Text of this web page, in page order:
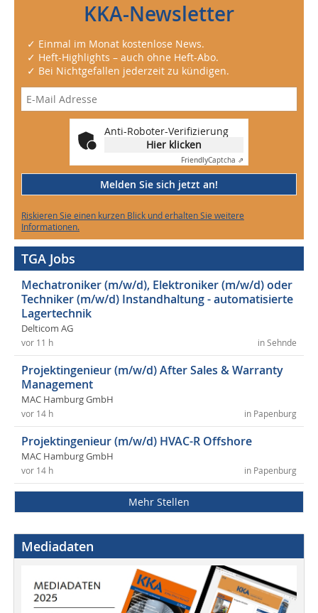
KKA-Newsletter
✓ Einmal im Monat kostenlose News.
✓ Heft-Highlights – auch ohne Heft-Abo.
✓ Bei Nichtgefallen jederzeit zu kündigen.
Anti-Roboter-Verifizierung
Hier klicken
FriendlyCaptcha ⇗
Melden Sie sich jetzt an!
Riskieren Sie einen kurzen Blick und erhalten Sie weitere
Informationen.
TGA Jobs
Mechatroniker (m/w/d), Elektroniker (m/w/d) oder
Techniker (m/w/d) Instandhaltung - automatisierte
Lagertechnik
Delticom AG
in Sehnde
vor 11 h
Projektingenieur (m/w/d) After Sales & Warranty
Management
MAC Hamburg GmbH
in Papenburg
vor 14 h
Projektingenieur (m/w/d) HVAC-R Offshore
MAC Hamburg GmbH
in Papenburg
vor 14 h
Mehr Stellen
Mediadaten